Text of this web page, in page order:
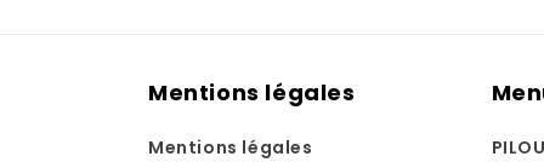
Mentions légales
Mentions légales